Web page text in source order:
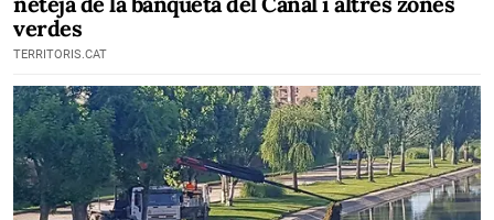
verdes
TERRITORIS.CAT